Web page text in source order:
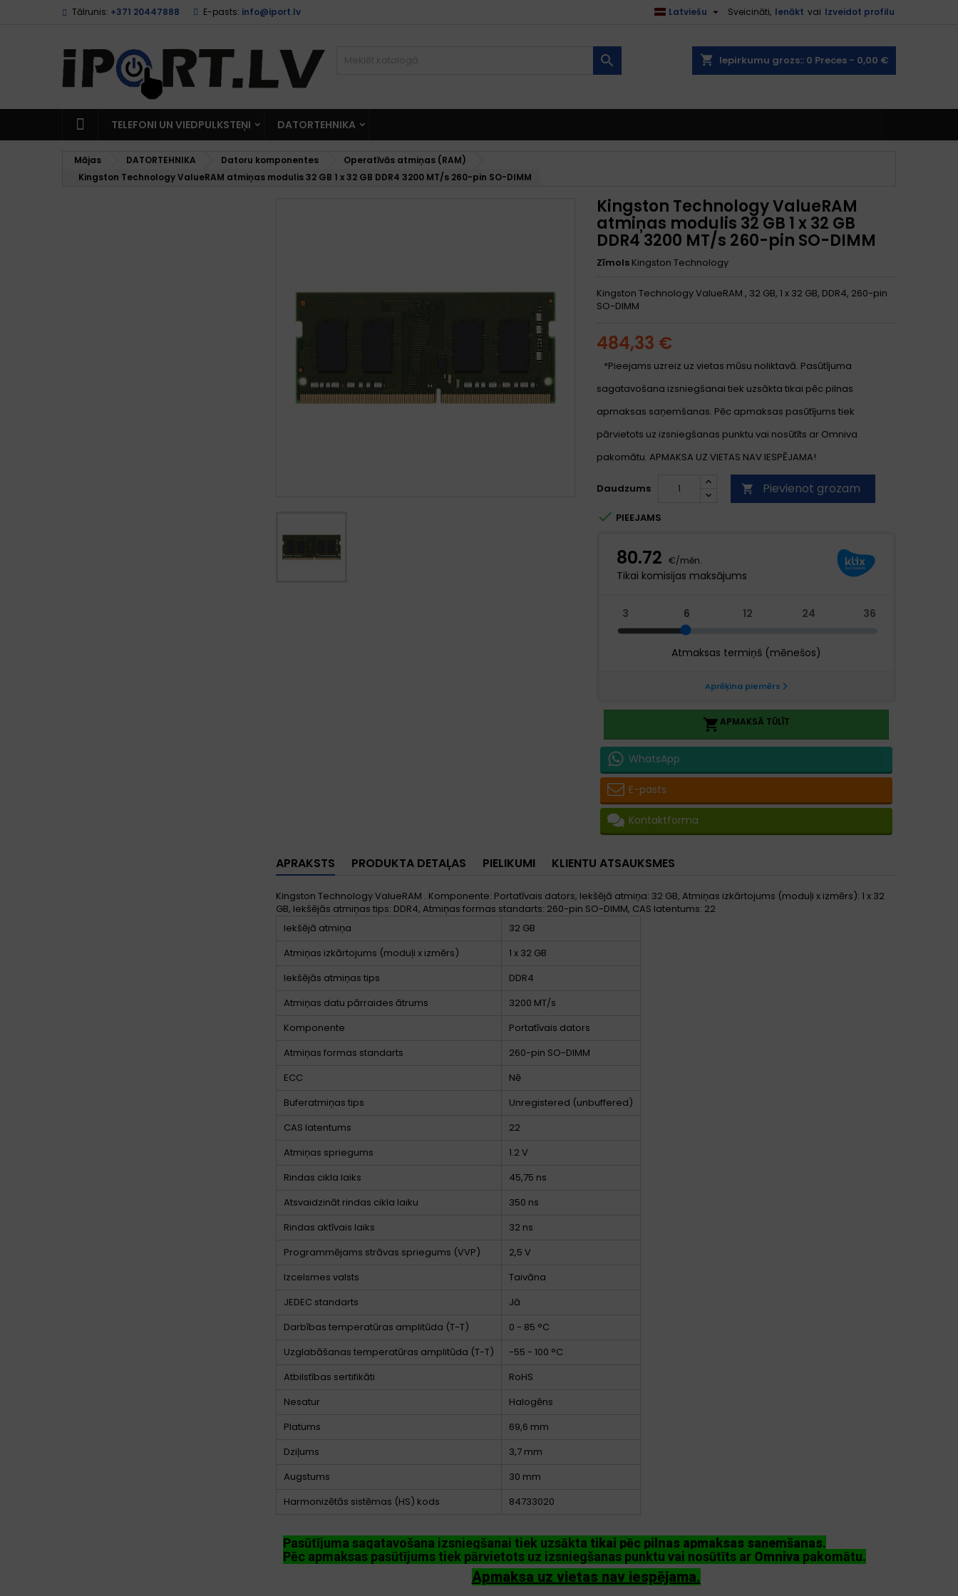
Tālrunis: +371 20447888 E-pasts: info@iport.lv Sveicināti, Ienākt vai Izveidot profilu
Latviešu 
shopping_cart Iepirkumu grozs:: 0 Preces - 0,00 €

TELEFONI UN VIEDPULKSTEŅI DATORTEHNIKA
Mājas DATORTEHNIKA Datoru komponentes
Operatīvās atmiņas (RAM)
Kingston Technology ValueRAM atmiņas modulis 32 GB 1 x 32 GB DDR4 3200 MT/s 260-pin SO-DIMM
Kingston Technology ValueRAM
atmiņas modulis 32 GB 1 x 32 GB
DDR4 3200 MT/s 260-pin SO-DIMM
Zīmols Kingston Technology
Kingston Technology ValueRAM , 32 GB, 1 x 32 GB, DDR4, 260-pin
SO-DIMM
484,33 €
*Pieejams uzreiz uz vietas mūsu noliktavā. Pasūtījuma
sagatavošana izsniegšanai tiek uzsākta tikai pēc pilnas
apmaksas saņemšanas. Pēc apmaksas pasūtījums tiek
pārvietots uz izsniegšanas punktu vai nosūtīts ar Omniva
pakomātu. APMAKSA UZ VIETAS NAV IESPĒJAMA!
Daudzums  Pievienot grozam
 PIEEJAMS
APMAKSĀ TŪLĪT
WhatsApp
E-pasts
Kontaktforma
APRAKSTS PRODUKTA DETAĻAS PIELIKUMI KLIENTU ATSAUKSMES
Kingston Technology ValueRAM . Komponente: Portatīvais dators, Iekšējā atmiņa: 32 GB, Atmiņas izkārtojums (moduļi x izmērs): 1 x 32
GB, Iekšējās atmiņas tips: DDR4, Atmiņas formas standarts: 260-pin SO-DIMM, CAS latentums: 22
Iekšējā atmiņa
32 GB
Atmiņas izkārtojums (moduļi x izmērs)
1 x 32 GB
Iekšējās atmiņas tips
DDR4
Atmiņas datu pārraides ātrums
3200 MT/s
Komponente
Portatīvais dators
Atmiņas formas standarts
260-pin SO-DIMM
ECC
Nē
Buferatmiņas tips
Unregistered (unbuffered)
CAS latentums
22
Atmiņas spriegums
1.2 V
Rindas cikla laiks
45,75 ns
Atsvaidzināt rindas cikla laiku
350 ns
Rindas aktīvais laiks
32 ns
Programmējams strāvas spriegums (VVP)
2,5 V
Izcelsmes valsts
Taivāna
JEDEC standarts
Jā
Darbības temperatūras amplitūda (T-T)
0 - 85 °C
Uzglabāšanas temperatūras amplitūda (T-T)
-55 - 100 °C
Atbilstības sertifikāti
RoHS
Nesatur
Halogēns
Platums
69,6 mm
Dziļums
3,7 mm
Augstums
30 mm
Harmonizētās sistēmas (HS) kods
84733020
Pasūtījuma sagatavošana izsniegšanai tiek uzsākta tikai pēc pilnas apmaksas saņemšanas.
Pēc apmaksas pasūtījums tiek pārvietots uz izsniegšanas punktu vai nosūtīts ar Omniva pakomātu.
Apmaksa uz vietas nav iespējama.